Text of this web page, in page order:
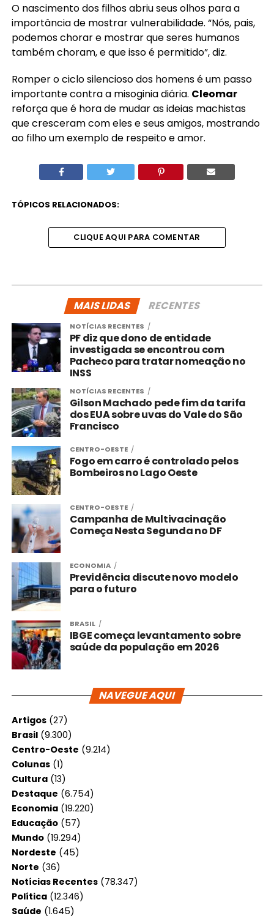
O nascimento dos filhos abriu seus olhos para a
importância de mostrar vulnerabilidade. “Nós, pais,
podemos chorar e mostrar que seres humanos
também choram, e que isso é permitido”, diz.
Romper o ciclo silencioso dos homens é um passo
importante contra a misoginia diária. Cleomar
reforça que é hora de mudar as ideias machistas
que cresceram com eles e seus amigos, mostrando
ao filho um exemplo de respeito e amor.
TÓPICOS RELACIONADOS:
CLIQUE AQUI PARA COMENTAR
MAIS LIDAS RECENTES
NOTÍCIAS RECENTES
PF diz que dono de entidade
investigada se encontrou com
Pacheco para tratar nomeação no
INSS
NOTÍCIAS RECENTES
Gilson Machado pede fim da tarifa
dos EUA sobre uvas do Vale do São
Francisco
CENTRO-OESTE
Fogo em carro é controlado pelos
Bombeiros no Lago Oeste
CENTRO-OESTE
Campanha de Multivacinação
Começa Nesta Segunda no DF
ECONOMIA
Previdência discute novo modelo
para o futuro
BRASIL
IBGE começa levantamento sobre
saúde da população em 2026
NAVEGUE AQUI
Artigos(27)
Brasil(9.300)
Centro-Oeste (9.214)
Colunas(1)
Cultura(13)
Destaque (6.754)
Economia(19.220)
Educação(57)
Mundo(19.294)
Nordeste (45)
Norte (36)
Notícias Recentes(78.347)
Política(12.346)
Saúde (1.645)